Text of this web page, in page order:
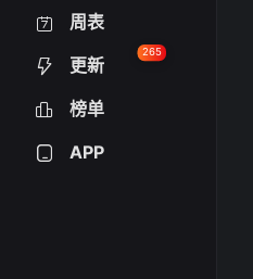
周表
更新
265
榜单
APP